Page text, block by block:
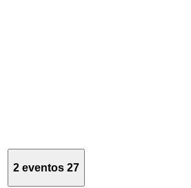
2 eventos 27